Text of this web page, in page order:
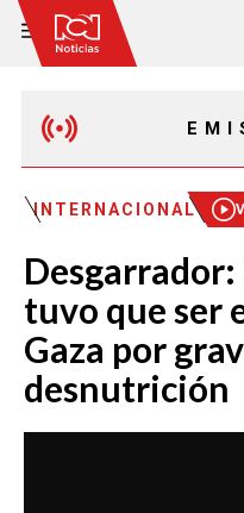
EMISIÓN
INTERNACIONAL
Desgarrador:
tuvo que ser
Gaza por
desnutrición